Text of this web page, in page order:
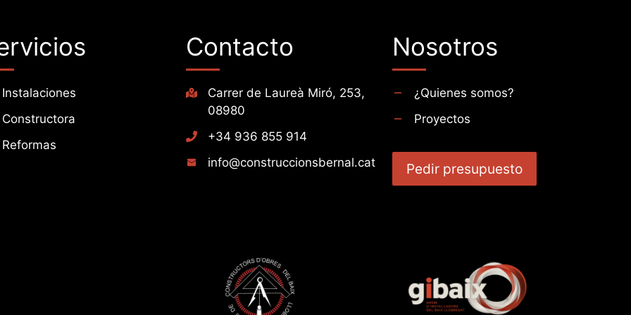
Instalaciones
Constructora
Reformas
Contacto
Carrer de Laureà Miró, 253,
08980
+34 936 855 914
info@construccionsbernal.cat
Nosotros
¿Quienes somos?
Proyectos
Pedir presupuesto